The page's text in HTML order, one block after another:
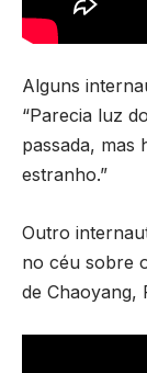
Alguns
“Parecia luz
passada, mas
estranho.”
Outro
no céu sobre
de Chaoyang,